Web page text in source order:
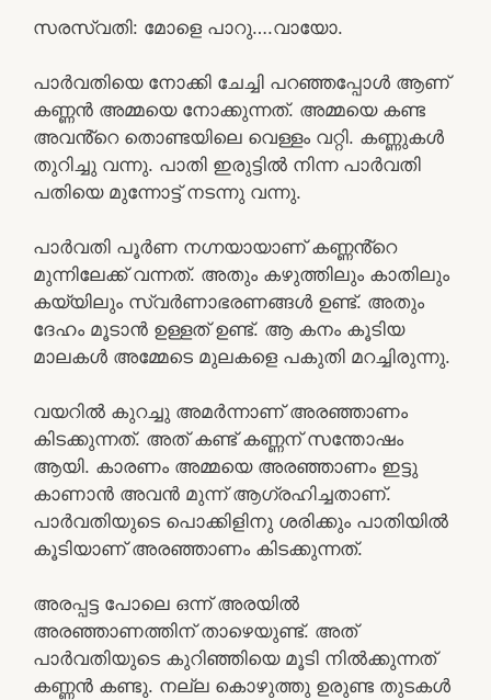
സരസ്വതി: മോളെ പാറു….വായോ.
പാർവതിയെ നോക്കി ചേച്ചി പറഞ്ഞപ്പോൾ ആണ്
കണ്ണൻ അമ്മയെ നോക്കുന്നത്. അമ്മയെ കണ്ട
അവൻ്റെ തൊണ്ടയിലെ വെള്ളം വറ്റി. കണ്ണുകൾ
തുറിച്ചു വന്നു. പാതി ഇരുട്ടിൽ നിന്ന പാർവതി
പതിയെ മുന്നോട്ട് നടന്നു വന്നു.
പാർവതി പൂർണ നഗ്നയായാണ് കണ്ണൻ്റെ
മുന്നിലേക്ക് വന്നത്. അതും കഴുത്തിലും കാതിലും
കയ്യിലും സ്വർണാഭരണങ്ങൾ ഉണ്ട്. അതും
ദേഹം മൂടാൻ ഉള്ളത് ഉണ്ട്. ആ കനം കൂടിയ
മാലകൾ അമ്മേടെ മുലകളെ പകുതി മറച്ചിരുന്നു.
വയറിൽ കുറച്ചു അമർന്നാണ് അരഞ്ഞാണം
കിടക്കുന്നത്. അത് കണ്ട് കണ്ണന് സന്തോഷം
ആയി. കാരണം അമ്മയെ അരഞ്ഞാണം ഇട്ടു
കാണാൻ അവൻ മുന്ന് ആഗ്രഹിച്ചതാണ്.
പാർവതിയുടെ പൊക്കിളിനു ശരിക്കും പാതിയിൽ
കൂടിയാണ് അരഞ്ഞാണം കിടക്കുന്നത്.
അരപ്പട്ട പോലെ ഒന്ന് അരയിൽ
അരഞ്ഞാണത്തിന് താഴെയുണ്ട്. അത്
പാർവതിയുടെ കുറിഞ്ഞിയെ മൂടി നിൽക്കുന്നത്
കണ്ണൻ കണ്ടു. നല്ല കൊഴുത്തു ഉരുണ്ട തുടകൾ